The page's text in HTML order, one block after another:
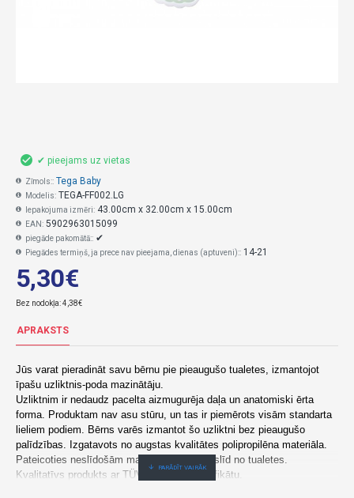
5,30€
Bez nodokļa: 4,38€
✔ pieejams uz vietas
Zīmols:: Tega Baby
Modelis: TEGA-FF002.LG
Iepakojuma izmēri: 43.00cm x 32.00cm x 15.00cm
EAN: 5902963015099
piegāde pakomātā:: ✔
Piegādes termiņš, ja prece nav pieejama, dienas (aptuveni):: 14-21
APRAKSTS
Jūs varat pieradināt savu bērnu pie pieaugušo tualetes, izmantojot
īpašu uzliktnis-poda mazinātāju.
Uzliktnim ir nedaudz pacelta aizmugurēja daļa un anatomiski ērta
forma. Produktam nav asu stūru, un tas ir piemērots visām standarta
lieliem podiem. Bērns varēs izmantot šo uzliktni bez pieaugušo
palīdzības. Izgatavots no augstas kvalitātes polipropilēna materiāla.
Pateicoties neslīdošām malām, pārsegs neslīd no tualetes.
Kvalitatīvs produkts ar TÜV Rheinland sertifikātu.